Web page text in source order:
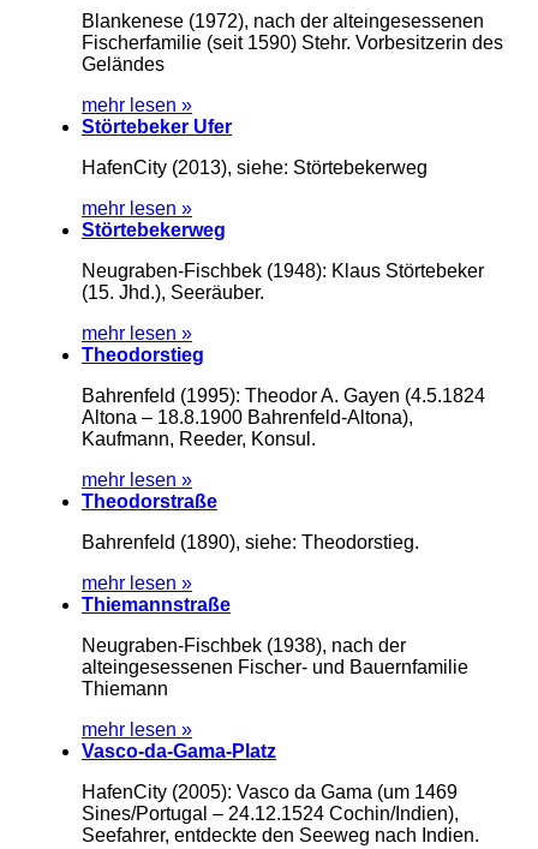
Blankenese (1972), nach der alteingesessenen
Fischerfamilie (seit 1590) Stehr. Vorbesitzerin des
Geländes
mehr lesen »
Störtebeker Ufer
HafenCity (2013), siehe: Störtebekerweg
mehr lesen »
Störtebekerweg
Neugraben-Fischbek (1948): Klaus Störtebeker
(15. Jhd.), Seeräuber.
mehr lesen »
Theodorstieg
Bahrenfeld (1995): Theodor A. Gayen (4.5.1824
Altona – 18.8.1900 Bahrenfeld-Altona),
Kaufmann, Reeder, Konsul.
mehr lesen »
Theodorstraße
Bahrenfeld (1890), siehe: Theodorstieg.
mehr lesen »
Thiemannstraße
Neugraben-Fischbek (1938), nach der
alteingesessenen Fischer- und Bauernfamilie
Thiemann
mehr lesen »
Vasco-da-Gama-Platz
HafenCity (2005): Vasco da Gama (um 1469
Sines/Portugal – 24.12.1524 Cochin/Indien),
Seefahrer, entdeckte den Seeweg nach Indien.